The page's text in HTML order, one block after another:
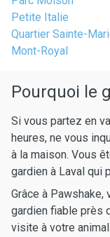
Petite Italie
Quartier Sainte-
Mont-Royal
Pourquoi le
Si vous partez en
heures, ne vous
à la maison. Vous
gardien à Laval qui
Grâce à
gardien fiable près
visite à votre